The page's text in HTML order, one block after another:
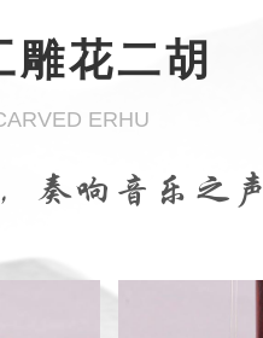
雕花二胡
ERHU
奏响音乐之声